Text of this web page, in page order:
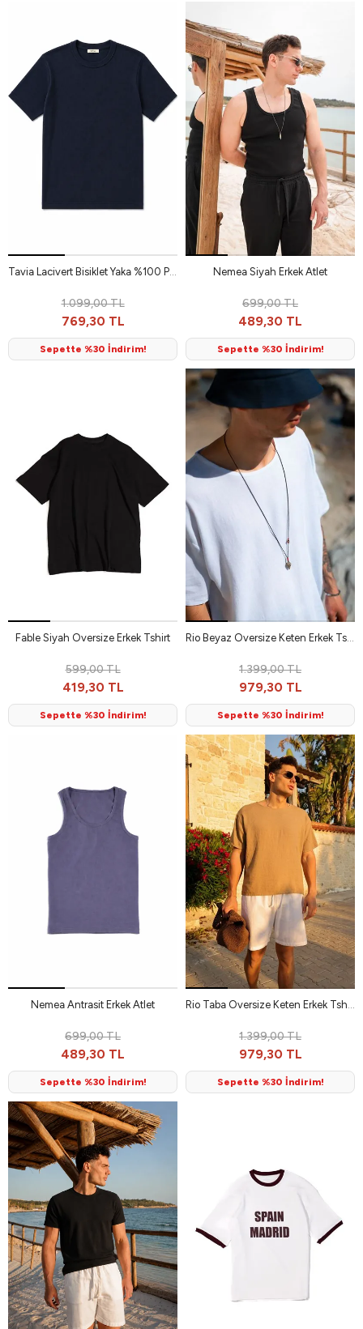
1.099,00 TL
769,30 TL
Sepette %30 İndirim!
Nemea Siyah Erkek Atlet
699,00 TL
489,30 TL
Sepette %30 İndirim!
Fable Siyah Oversize Erkek Tshirt
599,00 TL
419,30 TL
Sepette %30 İndirim!
Rio Beyaz Oversize Keten Erkek Tshirt
1.399,00 TL
979,30 TL
Sepette %30 İndirim!
Nemea Antrasit Erkek Atlet
699,00 TL
489,30 TL
Sepette %30 İndirim!
Rio Taba Oversize Keten Erkek Tshirt
1.399,00 TL
979,30 TL
Sepette %30 İndirim!